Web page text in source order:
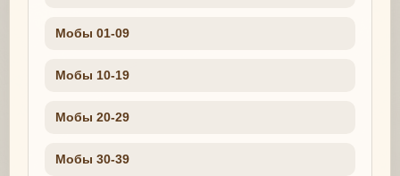
Мобы 01-09
Мобы 10-19
Мобы 20-29
Мобы 30-39